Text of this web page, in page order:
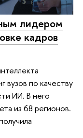
лидером
кадров
вузов по качеству
ИИ. В него
из 68 регионов.